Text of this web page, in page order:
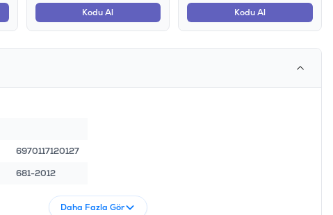
Kodu Al
Kodu Al
6970117120127
681-2012
Daha Fazla Gör